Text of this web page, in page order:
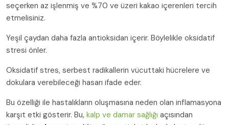
seçerken az işlenmiş ve %70 ve üzeri kakao içerenleri tercih
etmelisiniz.
Yeşil çaydan daha fazla antioksidan içerir. Böylelikle oksidatif
stresi önler.
Oksidatif stres, serbest radikallerin vücuttaki hücrelere ve
dokulara verebileceği hasarı ifade eder.
Bu özelliği ile hastalıkların oluşmasına neden olan inflamasyona
karşıt etki gösterir. Bu, kalp ve damar sağlığı açısından